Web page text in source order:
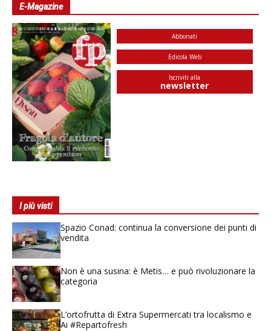
E-Magazine
Abbonati
Edicola Web
Iscriviti alla
newsletter
I più visti
Spazio Conad: continua la conversione dei punti di
vendita
Non è una susina: è Metis… e può rivoluzionare la
categoria
L’ortofrutta di Extra Supermercati tra localismo e
Ai #Repartofresh